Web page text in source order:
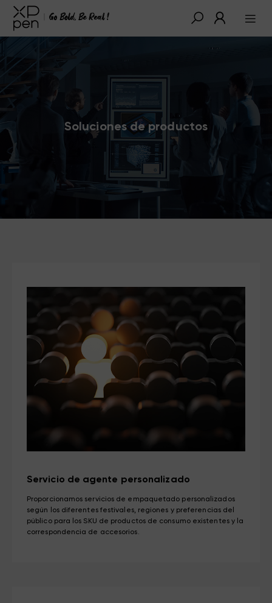
Soluciones de productos
Servicio de agente personalizado
Proporcionamos servicios de empaquetado personalizados
según los diferentes festivales, regiones y preferencias del
público para los SKU de productos de consumo existentes y la
correspondencia de accesorios.